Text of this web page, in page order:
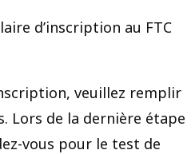
d’inscription au FTC
veuillez remplir
Lors de la dernière étape
vous pour le test de